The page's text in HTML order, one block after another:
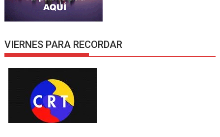
VIERNES PARA RECORDAR